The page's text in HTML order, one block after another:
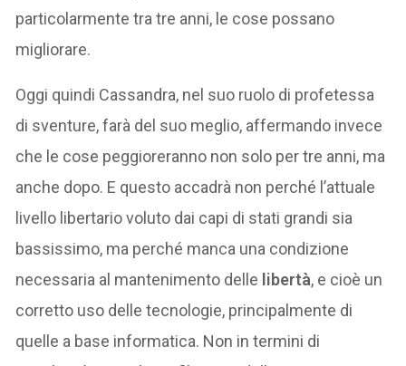
particolarmente tra tre anni, le cose possano
migliorare.
Oggi quindi Cassandra, nel suo ruolo di profetessa
di sventure, farà del suo meglio, affermando invece
che le cose peggioreranno non solo per tre anni, ma
anche dopo. E questo accadrà non perché l’attuale
livello libertario voluto dai capi di stati grandi sia
bassissimo, ma perché manca una condizione
necessaria al mantenimento delle libertà, e cioè un
corretto uso delle tecnologie, principalmente di
quelle a base informatica. Non in termini di